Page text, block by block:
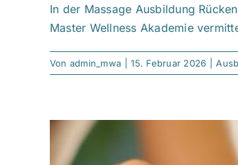
In der Massage Ausbildung
Master Wellness Akademie
Von admin_mwa 15. Februar 2026